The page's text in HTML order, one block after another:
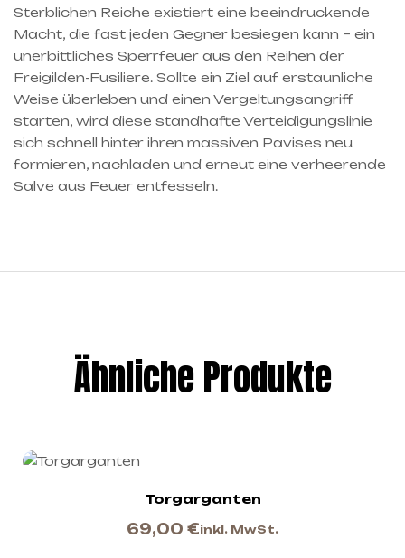
Sterblichen Reiche existiert eine beeindruckende
Macht, die fast jeden Gegner besiegen kann – ein
unerbittliches Sperrfeuer aus den Reihen der
Freigilden-Fusiliere. Sollte ein Ziel auf erstaunliche
Weise überleben und einen Vergeltungsangriff
starten, wird diese standhafte Verteidigungslinie
sich schnell hinter ihren massiven Pavises neu
formieren, nachladen und erneut eine verheerende
Salve aus Feuer entfesseln.
Ähnliche Produkte
Torgarganten
69,00 €inkl. MwSt.